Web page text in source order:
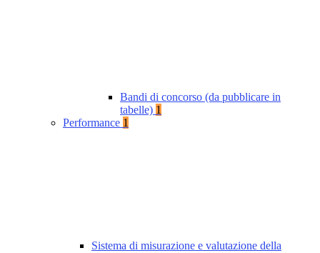
Bandi di concorso (da pubblicare in
tabelle) 1
Performance 1
Sistema di misurazione e valutazione della